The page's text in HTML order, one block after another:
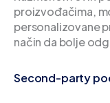
proizvođačima,
personalizovane
način da bolje
Second-party